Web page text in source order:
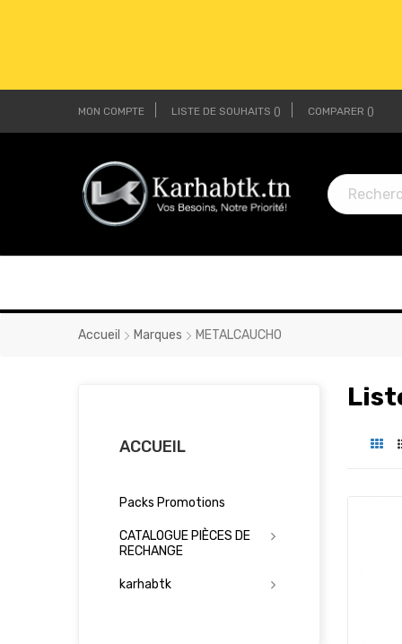
MON COMPTE LISTE DE SOUHAITS COMPARER
Accueil Marques METALCAUCHO
ACCUEIL
Packs Promotions
CATALOGUE PIÈCES DE
RECHANGE
karhabtk